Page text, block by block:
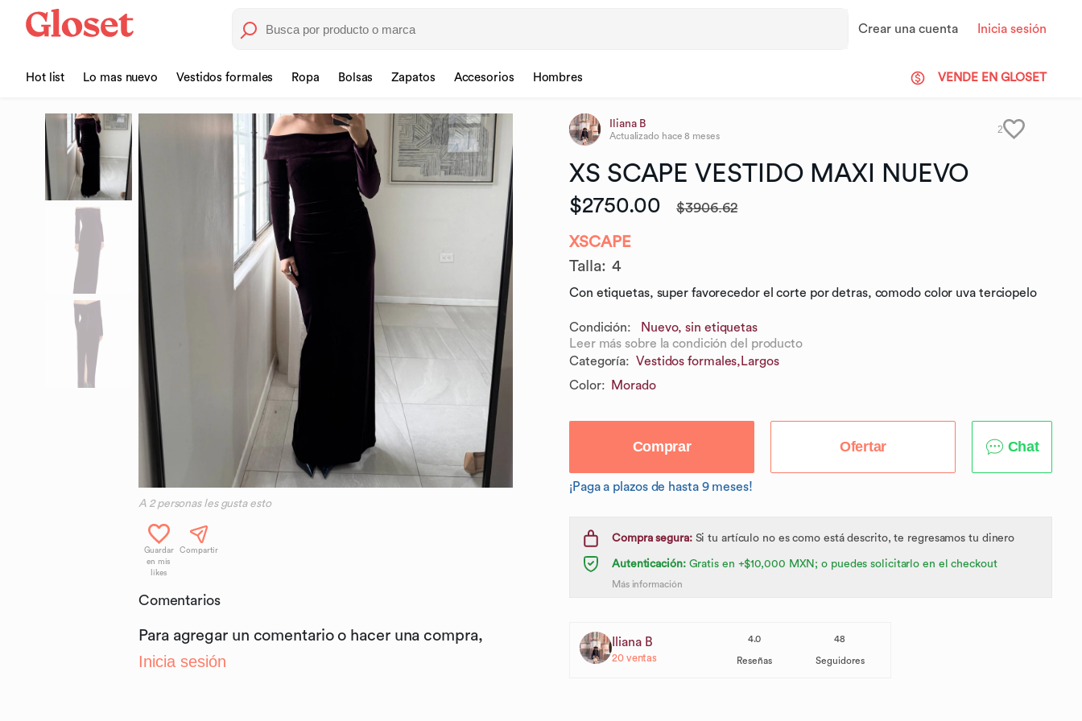
Crear una cuenta Inicia sesión
Hot list Lo mas nuevo Vestidos formales Ropa Bolsas Zapatos Accesorios Hombres VENDE EN GLOSET
A 2personas les gusta esto
Guardar
en mis
likes
Compartir
Comentarios
Para agregar un comentario o hacer una compra,
Inicia sesión
Iliana B
Actualizado hace 8 meses
2
XS SCAPE VESTIDO MAXI NUEVO
$2750.00 $3906.62
XSCAPE
Talla: 4
Con etiquetas, super favorecedor el corte por detras, comodo color uva terciopelo
Condición:
Nuevo, sin etiquetas
Leer más sobre la condición del producto
Categoría: Vestidos formales, Largos
Color: Morado
Comprar Ofertar Chat
¡Paga a plazos de hasta 9 meses!
Compra segura:Si tu artículo no es como está descrito, te regresamos tu dinero
Autenticación:Gratis en +$10,000 MXN; o puedes solicitarlo en el checkout
Más información
Iliana B
20ventas
4.0
Reseñas
48
Seguidores